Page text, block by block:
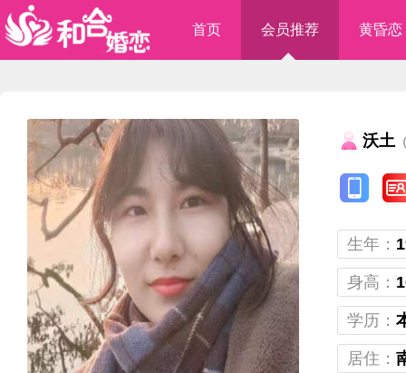
首页 会员推荐 黄昏恋
沃土
生年：
身高：
学历：
居住：